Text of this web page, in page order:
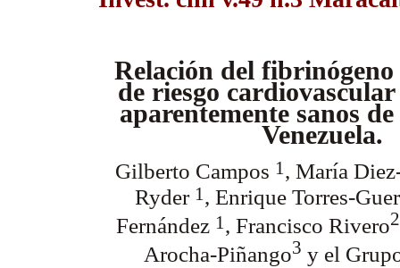
Relación del fibrinógeno
de riesgo
aparentemente sanos
Venezuela.
Gilberto Campos 1 , María
Ryder 1 , Enrique Torres-
Fernández 1 , Francisco Rivero2
Arocha-Piñango3 y el